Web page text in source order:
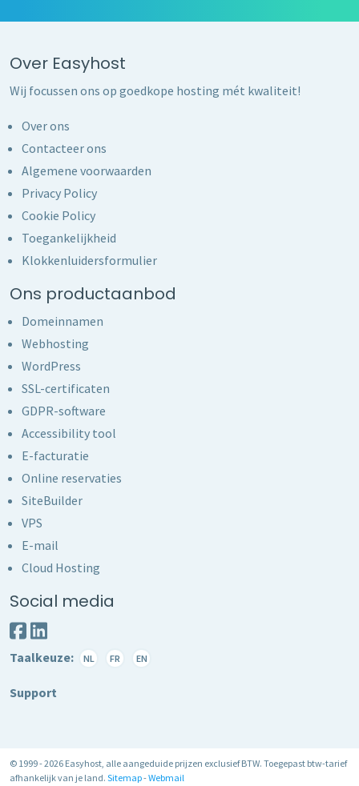
Over Easyhost
Wij focussen ons op goedkope hosting mét kwaliteit!
Over ons
Contacteer ons
Algemene voorwaarden
Privacy Policy
Cookie Policy
Toegankelijkheid
Klokkenluidersformulier
Ons productaanbod
Domeinnamen
Webhosting
WordPress
SSL-certificaten
GDPR-software
Accessibility tool
E-facturatie
Online reservaties
SiteBuilder
VPS
E-mail
Cloud Hosting
Social media
Taalkeuze: NL FR EN
Support
© 1999 - 2026 Easyhost, alle aangeduide prijzen exclusief BTW. Toegepast btw-tarief
afhankelijk van je land. Sitemap-Webmail